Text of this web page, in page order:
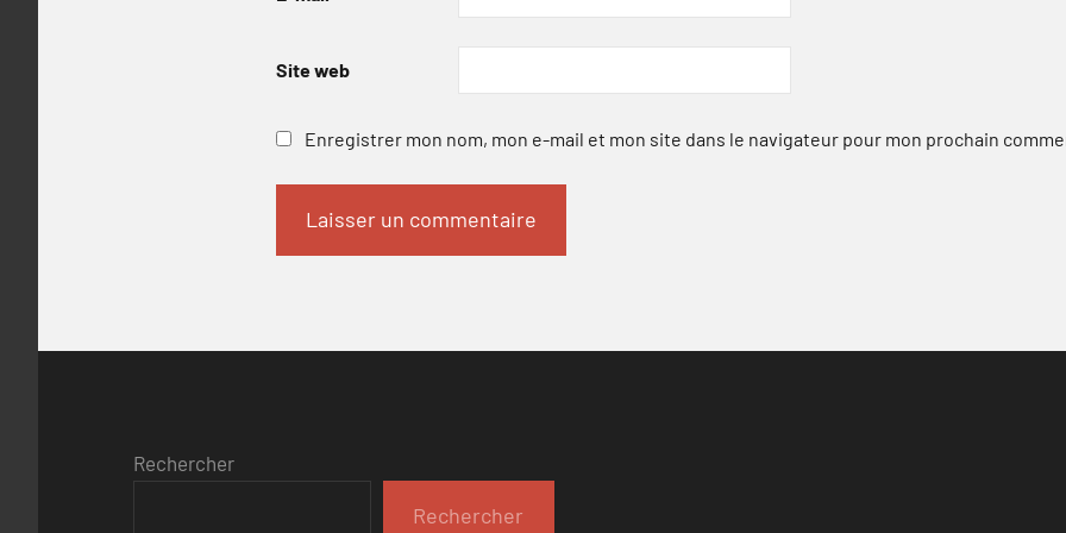
Site web
Enregistrer mon nom, mon e-mail et mon site dans le navigateur pour mon prochain
Rechercher
Rechercher